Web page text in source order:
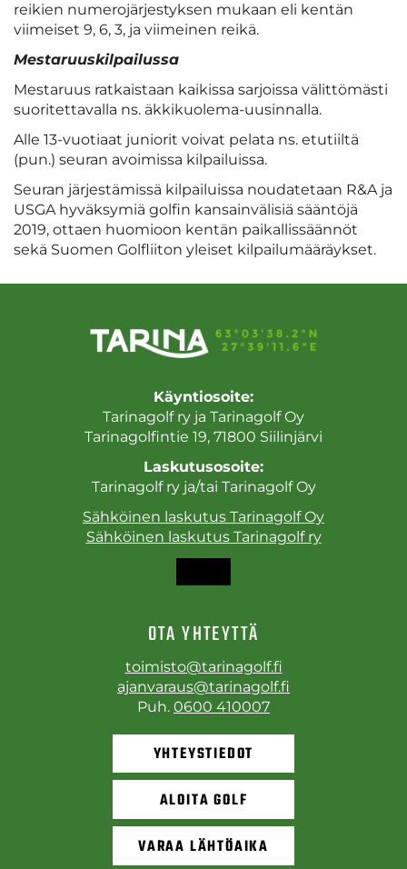
reikien numerojärjestyksen mukaan eli kentän
viimeiset 9, 6, 3, ja viimeinen reikä.
Mestaruuskilpailussa
Mestaruus ratkaistaan kaikissa sarjoissa välittömästi
suoritettavalla ns. äkkikuolema-uusinnalla.
Alle 13-vuotiaat juniorit voivat pelata ns. etutiiltä
(pun.) seuran avoimissa kilpailuissa.
Seuran järjestämissä kilpailuissa noudatetaan R&A ja
USGA hyväksymiä golfin kansainvälisiä sääntöjä
2019, ottaen huomioon kentän paikallissäännöt
sekä Suomen Golfliiton yleiset kilpailumääräykset.
Käyntiosoite:
Tarinagolf ry ja Tarinagolf Oy
Tarinagolfintie 19, 71800 Siilinjärvi
Laskutusosoite:
Tarinagolf ry ja/tai Tarinagolf Oy
Sähköinen laskutus Tarinagolf Oy
Sähköinen laskutus Tarinagolf ry
OTA YHTEYTTÄ
toimisto@tarinagolf.fi
ajanvaraus@tarinagolf.fi
Puh. 0600 410007
YHTEYSTIEDOT
ALOITA GOLF
VARAA LÄHTÖAIKA